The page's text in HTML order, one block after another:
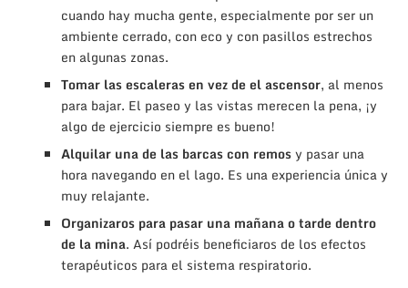
cuando hay mucha gente, especialmente por ser un
ambiente cerrado, con eco y con pasillos estrechos
en algunas zonas.
Tomar las escaleras en vez de el ascensor, al menos
para bajar. El paseo y las vistas merecen la pena, ¡y
algo de ejercicio siempre es bueno!
Alquilar una de las barcas con remosy pasar una
hora navegando en el lago. Es una experiencia única y
muy relajante.
Organizaros para pasar una mañana o tarde dentro
de la mina. Así podréis beneficiaros de los efectos
terapéuticos para el sistema respiratorio.